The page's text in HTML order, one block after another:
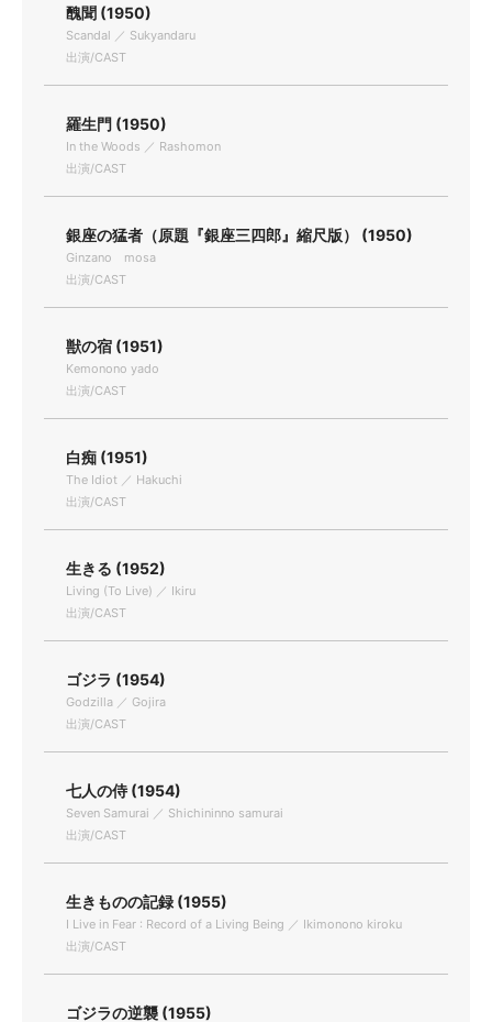
醜聞 (1950)
Scandal ／ Sukyandaru
出演/CAST
羅生門 (1950)
In the Woods ／ Rashomon
出演/CAST
銀座の猛者（原題『銀座三四郎』縮尺版） (1950)
Ginzano mosa
出演/CAST
獣の宿 (1951)
Kemonono yado
出演/CAST
白痴 (1951)
The Idiot ／ Hakuchi
出演/CAST
生きる (1952)
Living (To Live) ／ Ikiru
出演/CAST
ゴジラ (1954)
Godzilla ／ Gojira
出演/CAST
七人の侍 (1954)
Seven Samurai ／ Shichininno samurai
出演/CAST
生きものの記録 (1955)
I Live in Fear : Record of a Living Being ／ Ikimonono kiroku
出演/CAST
ゴジラの逆襲 (1955)